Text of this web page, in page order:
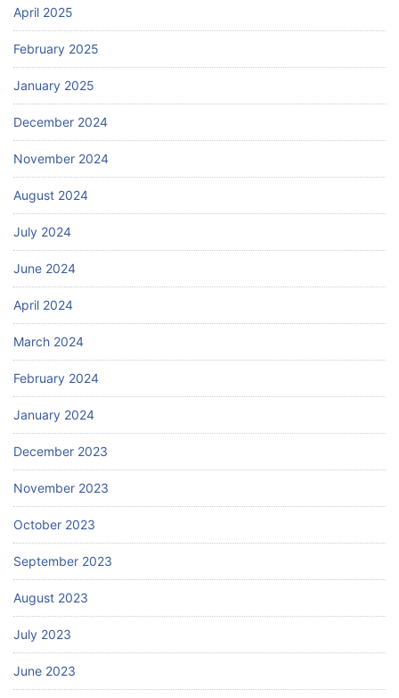
April 2025
February 2025
January 2025
December 2024
November 2024
August 2024
July 2024
June 2024
April 2024
March 2024
February 2024
January 2024
December 2023
November 2023
October 2023
September 2023
August 2023
July 2023
June 2023